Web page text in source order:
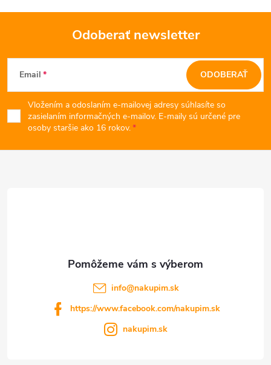
e
r
v
k
Z
á
p
ä
Odoberať newsletter
Email
Vložením a odoslaním e-mailovej adresy súhlasíte so
zasielaním informačných e-mailov. E-maily sú určené pre
osoby staršie ako 16 rokov.
ODOBERAŤ
info@nakupim.sk
https://www.facebook.com/nakupim.sk
nakupim.sk